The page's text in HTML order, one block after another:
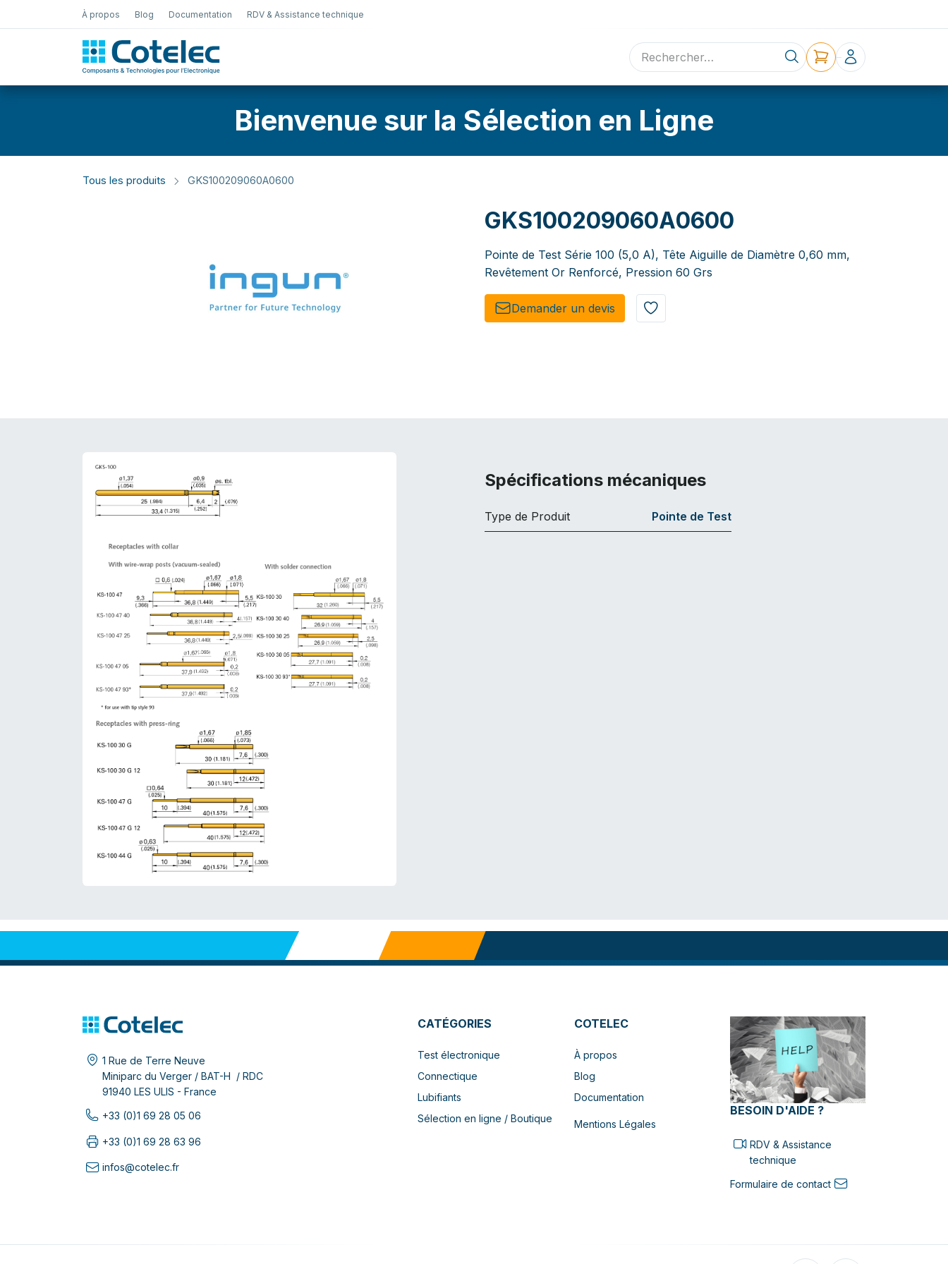
À propos Blog Documentation RDV & Assistance technique
Sélection en ligne Contact
Bienvenue sur la Sélection en Ligne
Tous les produits GKS100209060A0600
GKS100209060A0600
Pointe de Test Série 100 (5,0 A), Tête Aiguille de Diamètre 0,60 mm,
Revêtement Or Renforcé, Pression 60 Grs
Demander un de​​vis​​
Spécifications mécaniques
Type de Produit Pointe de Test
1 Rue de Terre Neuve
Miniparc du Verger / BAT-H / RDC
91940 LES ULIS - France
+33 (0)1 69 28 05 06
+33 (0)1 69 28 63 96
infos@cotelec.fr
CATÉGORIES
Test électronique
Connectique
Lubifiants
Sélection en ligne / Boutique
COTELEC
À propos
Blog
Documentation
Mentions Légales
BESOIN D'AIDE ?
RDV & Assistance
technique
Formulaire de contact